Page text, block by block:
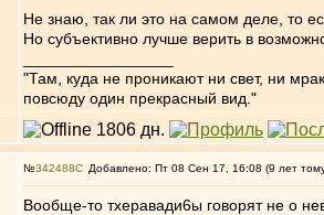
Не знаю, так ли это на самом деле, то
Но субъективно лучше верить в
"Там, куда не проникают ни свет, ни
повсюду один прекрасный вид."
№342488 Добавлено: Пт 08 Сен 17, 16:08 (9 лет
Вообще-то тхеравади6ы говорят не о